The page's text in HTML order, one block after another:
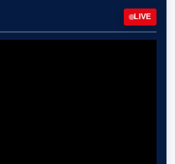
LIVE